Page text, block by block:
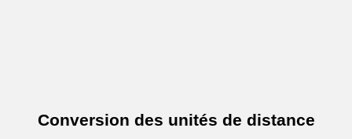
Conversion des unités de distance